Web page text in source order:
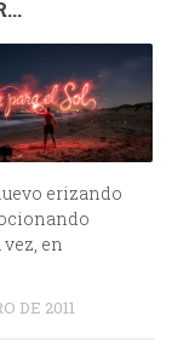
erizando
en
DE 2011